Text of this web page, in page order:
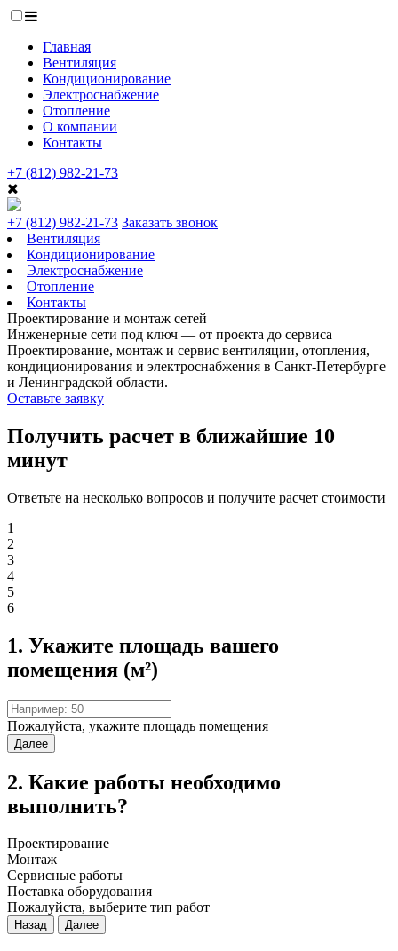
Главная
Вентиляция
Кондиционирование
Электроснабжение
Отопление
О компании
Контакты
+7 (812) 982-21-73
+7 (812) 982-21-73 Заказать звонок
Вентиляция
Кондиционирование
Электроснабжение
Отопление
Контакты
Проектирование и монтаж сетей
Инженерные сети под ключ — от проекта до сервиса
Проектирование, монтаж и сервис вентиляции, отопления,
кондиционирования и электроснабжения в Санкт-Петербурге
и Ленинградской области.
Оставьте заявку
Получить расчет в ближайшие 10
минут
Ответьте на несколько вопросов и получите расчет стоимости
1
2
3
4
5
6
1. Укажите площадь вашего
помещения (м²)
Пожалуйста, укажите площадь помещения
Далее
2. Какие работы необходимо
выполнить?
Проектирование
Монтаж
Сервисные работы
Поставка оборудования
Пожалуйста, выберите тип работ
Назад Далее